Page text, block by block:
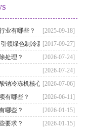
[2025-09-18]
业有哪些？
[2017-09-27]
领绿色制冷新潮流
[2026-07-24]
处理？
[2026-07-24]
[2026-07-06]
钠冷冻机核心优势解析
[2026-06-11]
有哪些？
[2026-01-15]
哪些？
[2026-01-15]
要求？